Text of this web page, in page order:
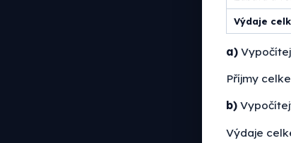
Výdaje
a)
Příjmy
b)
Výdaje